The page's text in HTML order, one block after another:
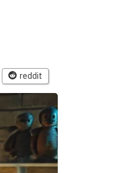
reddit